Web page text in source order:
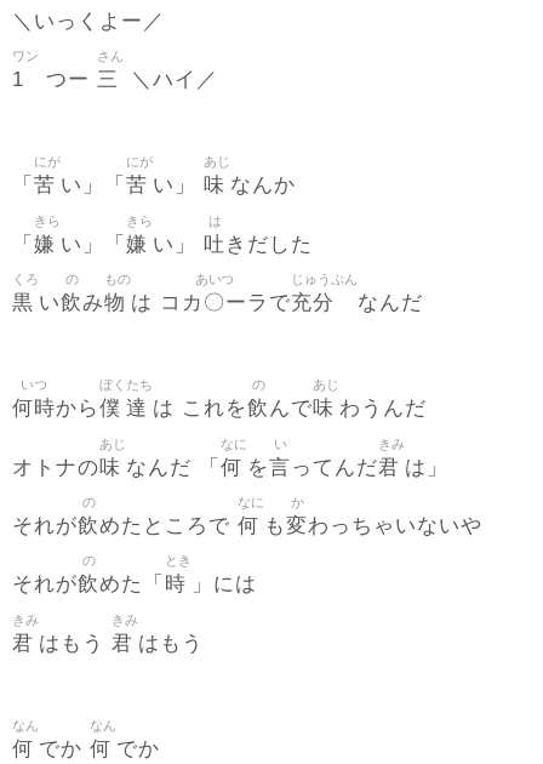
＼いっくよー／
1
ワン
つー 三
さん
＼ハイ／
「 苦
にが
い」「 苦
にが
い」 味
あじ
なんか
「 嫌
きら
い」「 嫌
きら
い」 吐
は
きだした
黒
くろ
い飲
の
み物
もの
は コカ〇ーラ
あいつ
で充分
じゅうぶん
なんだ
何時
いつ
から僕
ぼく
達
たち
は これを飲
の
んで味
あじ
わうんだ
オトナの味
あじ
なんだ 「 何
なに
を言
い
ってんだ君
きみ
は」
それが飲
の
めたところで 何
なに
も変
か
わっちゃいないや
それが飲
の
めた「 時
とき
」には
君
きみ
はもう 君
きみ
はもう
何
なん
でか 何
なん
でか